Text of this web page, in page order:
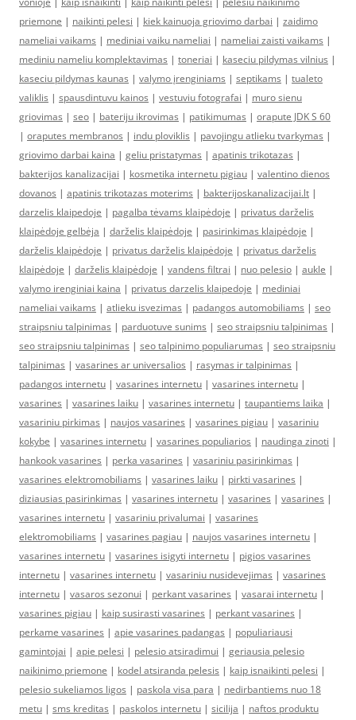
priemone | naikinti pelesi | kiek kainuoja griovimo darbai | zaidimo
nameliai vaikams | mediniai vaiku nameliai | nameliai zaisti vaikams |
mediniu nameliu komplektavimas | toneriai | kaseciu pildymas vilnius |
kaseciu pildymas kaunas | valymo įrenginiams | septikams | tualeto
valiklis | spausdintuvu kainos | vestuviu fotografai | muro sienu
griovimas | seo | bateriju ikrovimas | patikimumas | orapute JDK S 60
| oraputes membranos | indu ploviklis | pavojingu atlieku tvarkymas |
griovimo darbai kaina | geliu pristatymas | apatinis trikotazas |
bakterijos kanalizacijai | kosmetika internetu pigiau | valentino dienos
dovanos | apatinis trikotazas moterims | bakterijoskanalizacijai.lt |
darzelis klaipedoje | pagalba tėvams klaipėdoje | privatus darželis
klaipėdoje gelbėja | darželis klaipėdoje | pasirinkimas klaipėdoje |
darželis klaipėdoje | privatus darželis klaipėdoje | privatus darželis
klaipėdoje | darželis klaipėdoje | vandens filtrai | nuo pelesio | aukle |
valymo irenginiai kaina | privatus darzelis klaipedoje | mediniai
nameliai vaikams | atlieku isvezimas | padangos automobiliams | seo
straipsniu talpinimas | parduotuve sunims | seo straipsniu talpinimas |
seo straipsniu talpinimas | seo talpinimo populiarumas | seo straipsniu
talpinimas | vasarines ar universalios | rasymas ir talpinimas |
padangos internetu | vasarines internetu | vasarines internetu |
vasarines | vasarines laiku | vasarines internetu | taupantiems laika |
vasariniu pirkimas | naujos vasarines | vasarines pigiau | vasariniu
kokybe | vasarines internetu | vasarines populiarios | naudinga zinoti |
hankook vasarines | perka vasarines | vasariniu pasirinkimas |
vasarines elektromobiliams | vasarines laiku | pirkti vasarines |
diziausias pasirinkimas | vasarines internetu | vasarines | vasarines |
vasarines internetu | vasariniu privalumai | vasarines
elektromobiliams | vasarines pagiau | naujos vasarines internetu |
vasarines internetu | vasarines isigyti internetu | pigios vasarines
internetu | vasarines internetu | vasariniu nusidevejimas | vasarines
internetu | vasaros sezonui | perkant vasarines | vasarai internetu |
vasarines pigiau | kaip susirasti vasarines | perkant vasarines |
perkame vasarines | apie vasarines padangas | populiariausi
gamintojai | apie pelesi | pelesio atsiradimui | geriausia pelesio
naikinimo priemone | kodel atsiranda pelesis | kaip isnaikinti pelesi |
pelesio sukeliamos ligos | paskola visa para | nedirbantiems nuo 18
metu | sms kreditas | paskolos internetu | sicilija | naftos produktu